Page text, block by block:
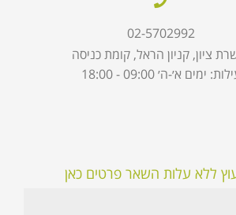
02-5702992
ציון, קניון הראל, קומת כניסה
א׳-ה׳ 09:00 - 18:00
ללא עלות השאר פרטים כאן